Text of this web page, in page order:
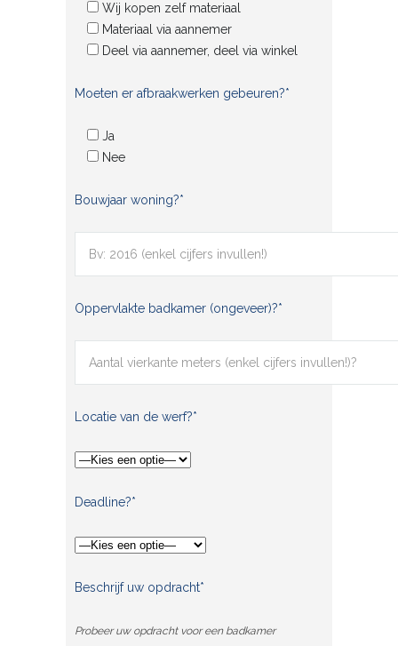
Wij kopen zelf materiaal
Materiaal via aannemer
Deel via aannemer, deel via winkel
Moeten er afbraakwerken gebeuren?*
Ja
Nee
Bouwjaar woning?*
Oppervlakte badkamer (ongeveer)?*
Locatie van de werf?*
Deadline?*
Beschrijf uw opdracht*
Probeer uw opdracht voor een badkamer